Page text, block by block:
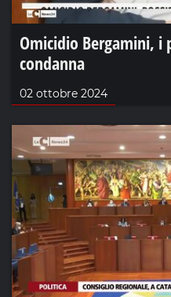
Omicidio Bergamini, i
condanna
02 ottobre 2024